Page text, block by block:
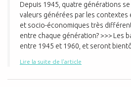
Depuis 1945, quatre générations
valeurs générées par les
et socio-économiques très
entre chaque génération? >>> Les
entre 1945 et 1960, et seront
Lire la suite de l'article